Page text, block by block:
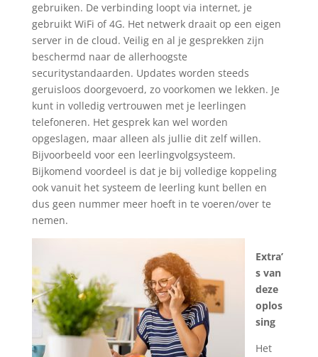
gebruiken. De verbinding loopt via internet, je
gebruikt WiFi of 4G. Het netwerk draait op een eigen
server in de cloud. Veilig en al je gesprekken zijn
beschermd naar de allerhoogste
securitystandaarden. Updates worden steeds
geruisloos doorgevoerd, zo voorkomen we lekken. Je
kunt in volledig vertrouwen met je leerlingen
telefoneren. Het gesprek kan wel worden
opgeslagen, maar alleen als jullie dit zelf willen.
Bijvoorbeeld voor een leerlingvolgsysteem.
Bijkomend voordeel is dat je bij volledige koppeling
ook vanuit het systeem de leerling kunt bellen en
dus geen nummer meer hoeft in te voeren/over te
nemen.
Extra’
s van
deze
oplos
sing
Het